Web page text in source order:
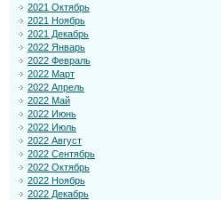
2021 Октябрь
2021 Ноябрь
2021 Декабрь
2022 Январь
2022 Февраль
2022 Март
2022 Апрель
2022 Май
2022 Июнь
2022 Июль
2022 Август
2022 Сентябрь
2022 Октябрь
2022 Ноябрь
2022 Декабрь